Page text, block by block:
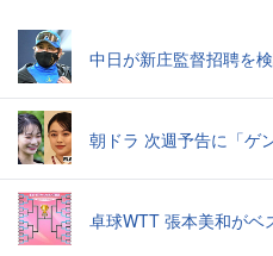
中日が新庄監督招聘を
朝ドラ 次週予告に「ゲ
卓球WTT 張本美和がベ